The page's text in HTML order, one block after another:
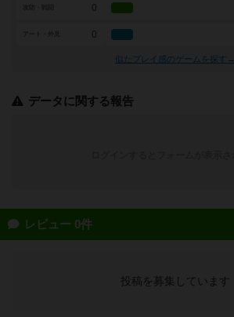
0
アート・外見 0
似たプレイ感のゲームを探す→
データに関する報告
レビュー 0件
投稿を募集しています